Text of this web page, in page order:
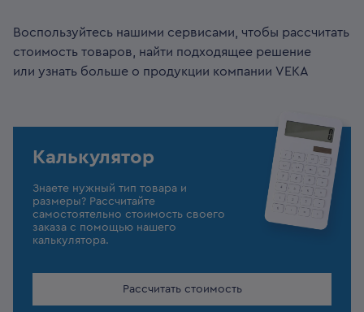
Воспользуйтесь нашими сервисами, чтобы рассчитать
стоимость товаров, найти подходящее решение
или узнать больше о продукции компании VEKA
Калькулятор
Знаете нужный тип товара и
размеры? Рассчитайте
самостоятельно стоимость своего
заказа с помощью нашего
калькулятора.
Рассчитать стоимость